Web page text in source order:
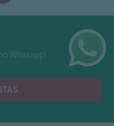
Whasapp!